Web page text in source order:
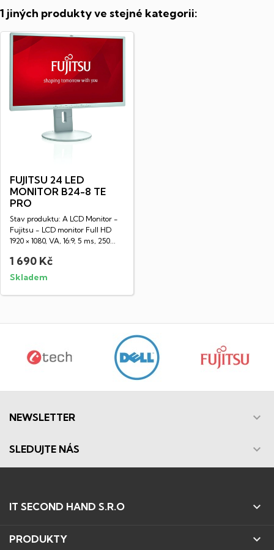
1 jiných produkty ve stejné kategorii:
FUJITSU 24 LED
MONITOR B24-8 TE
PRO
Stav produktu: A LCD Monitor -
Fujitsu - LCD monitor Full HD
1920 × 1080, VA, 16:9, 5 ms, 250...
1 690 Kč
Skladem
NEWSLETTER 
SLEDUJTE NÁS 
IT SECOND HAND S.R.O 
PRODUKTY 